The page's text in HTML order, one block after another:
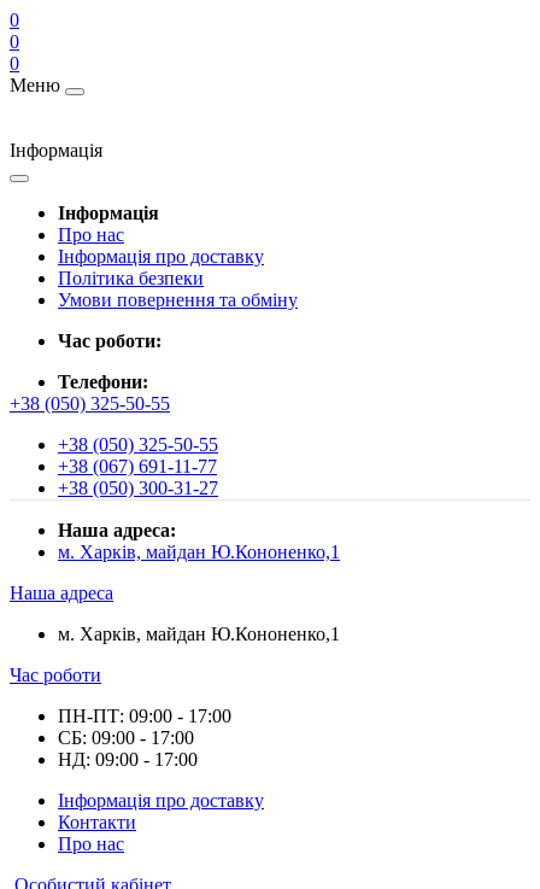
0
0
0
Меню
Інформація
Інформація
Про нас
Інформація про доставку
Політика безпеки
Умови повернення та обміну
Час роботи:
Телефони:
+38 (050) 325-50-55
+38 (050) 325-50-55
+38 (067) 691-11-77
+38 (050) 300-31-27
Наша адреса:
м. Харків, майдан Ю.Кононенко,1
Наша адреса
м. Харків, майдан Ю.Кононенко,1
Час роботи
ПН-ПТ: 09:00 - 17:00
СБ: 09:00 - 17:00
НД: 09:00 - 17:00
Інформація про доставку
Контакти
Про нас
Особистий кабінет